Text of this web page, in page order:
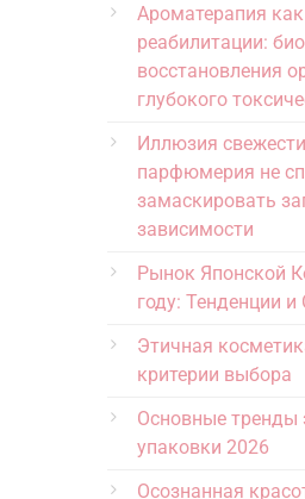
Ароматерапия
реабилитации:
восстановления
глубокого
Иллюзия
парфюмерия не
замаскировать
зависимости
Рынок Японской
году: Тенденции
Этичная
критерии выбора
Основные тренды
упаковки 2026
Осознанная